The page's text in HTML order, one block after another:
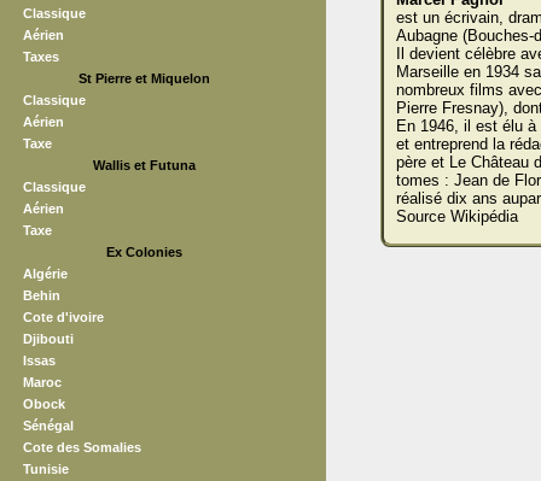
Classique
Aérien
Taxes
St Pierre et Miquelon
Classique
Aérien
Taxe
Wallis et Futuna
Classique
Aérien
Taxe
Ex Colonies
Algérie
Behin
Cote d'ivoire
Djibouti
Issas
Maroc
Obock
Sénégal
Cote des Somalies
Tunisie
est un écrivain,
Aubagne (Bouches-
Il devient célèbre
Marseille en 1934
nombreux films
Pierre Fresnay),
En 1946, il est élu
et entreprend la
père et Le Château
tomes : Jean de
réalisé dix ans
Source Wikipédia